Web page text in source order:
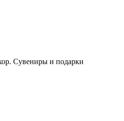
Сувениры и подарки